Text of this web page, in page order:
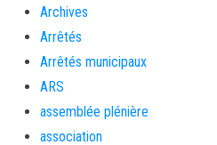
Archives
Arrêtés
Arrêtés municipaux
ARS
assemblée plénière
association